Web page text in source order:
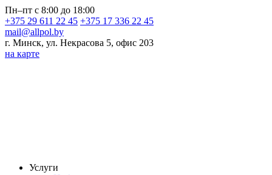
Пн–пт с 8:00 до 18:00
+375 29 611 22 45 +375 17 336 22 45
mail@allpol.by
г. Минск, ул. Некрасова 5, офис 203
на карте
Услуги